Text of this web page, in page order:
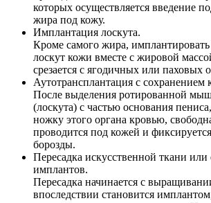
которых осуществляется введение
жира под кожу.
Имплантация лоскута.
Кроме самого жира,
лоскут кожи вместе с жировой
срезается с ягодичных или паховых
Аутотрансплантация с сохранением
После выделения ротированной
(лоскута) с частью основания
ножку этого органа кровью,
проводится под кожей и
борозды.
Пересадка искусственной ткани
имплантов.
Пересадка начинается с
впоследствии становится